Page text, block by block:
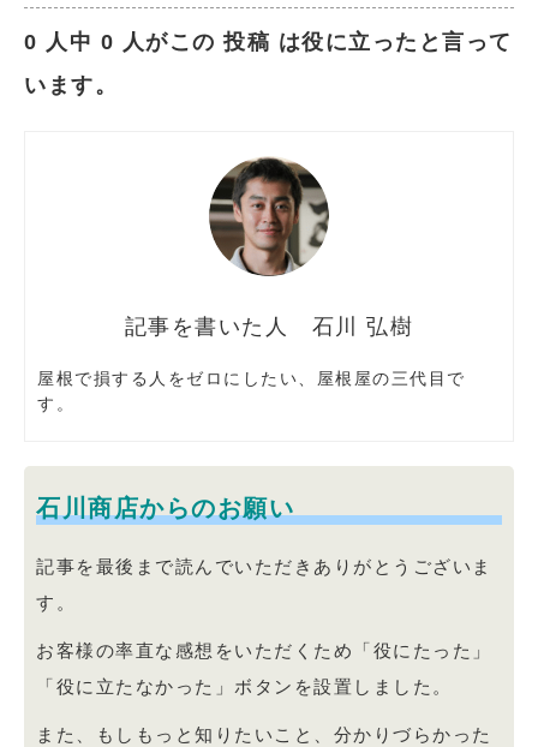
0 人中 0 人がこの 投稿 は役に立ったと言って
います。
石川 弘樹
屋根で損する人をゼロにしたい、屋根屋の三代目で
す。
石川商店からのお願い
記事を最後まで読んでいただきありがとうございま
す。
お客様の率直な感想をいただくため「役にたった」
「役に立たなかった」ボタンを設置しました。
また、もしもっと知りたいこと、分かりづらかった